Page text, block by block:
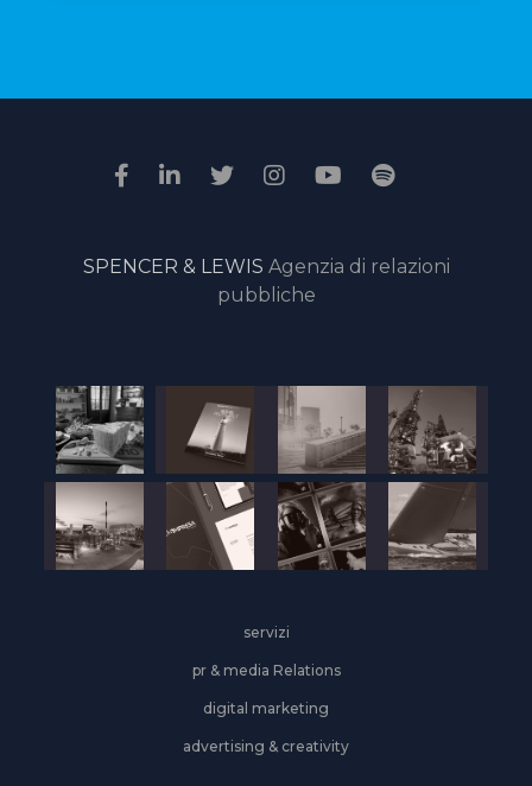
il
della
giuria
online
SPENCER & LEWIS Agenzia di relazioni
pubbliche
servizi
pr & media Relations
digital marketing
advertising & creativity